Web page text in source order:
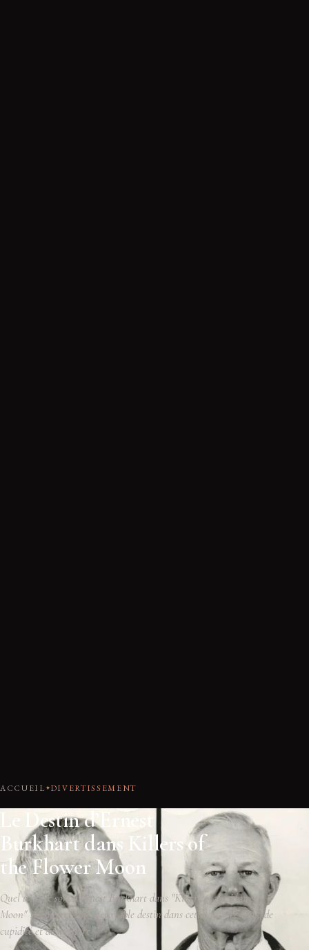
ACCUEIL DIVERTISSEMENT
Le Destin d’Ernest
Burkhart dans Killers of
the Flower Moon
Quel a été le sort d'Ernest Burkhart dans "Killers of the Flower
Moon" Découvrez son incroyable destin dans cette histoire vraie de
cupidité et de meurtre